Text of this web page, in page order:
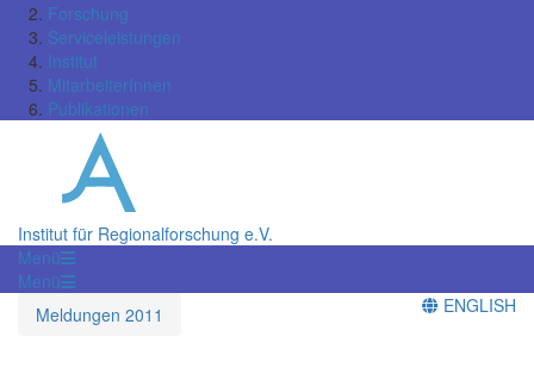
Forschung
Serviceleistungen
Institut
MitarbeiterInnen
Publikationen
Institut für Regionalforschung e.V.
Menü
Menü
Meldungen 2011
ENGLISH